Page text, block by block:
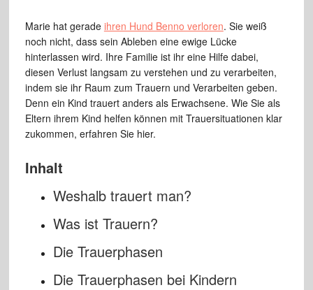
Marie hat gerade ihren Hund Benno verloren. Sie weiß
noch nicht, dass sein Ableben eine ewige Lücke
hinterlassen wird. Ihre Familie ist ihr eine Hilfe dabei,
diesen Verlust langsam zu verstehen und zu verarbeiten,
indem sie ihr Raum zum Trauern und Verarbeiten geben.
Denn ein Kind trauert anders als Erwachsene. Wie Sie als
Eltern ihrem Kind helfen können mit Trauersituationen klar
zukommen, erfahren Sie hier.
Inhalt
Weshalb trauert man?
Was ist Trauern?
Die Trauerphasen
Die Trauerphasen bei Kindern